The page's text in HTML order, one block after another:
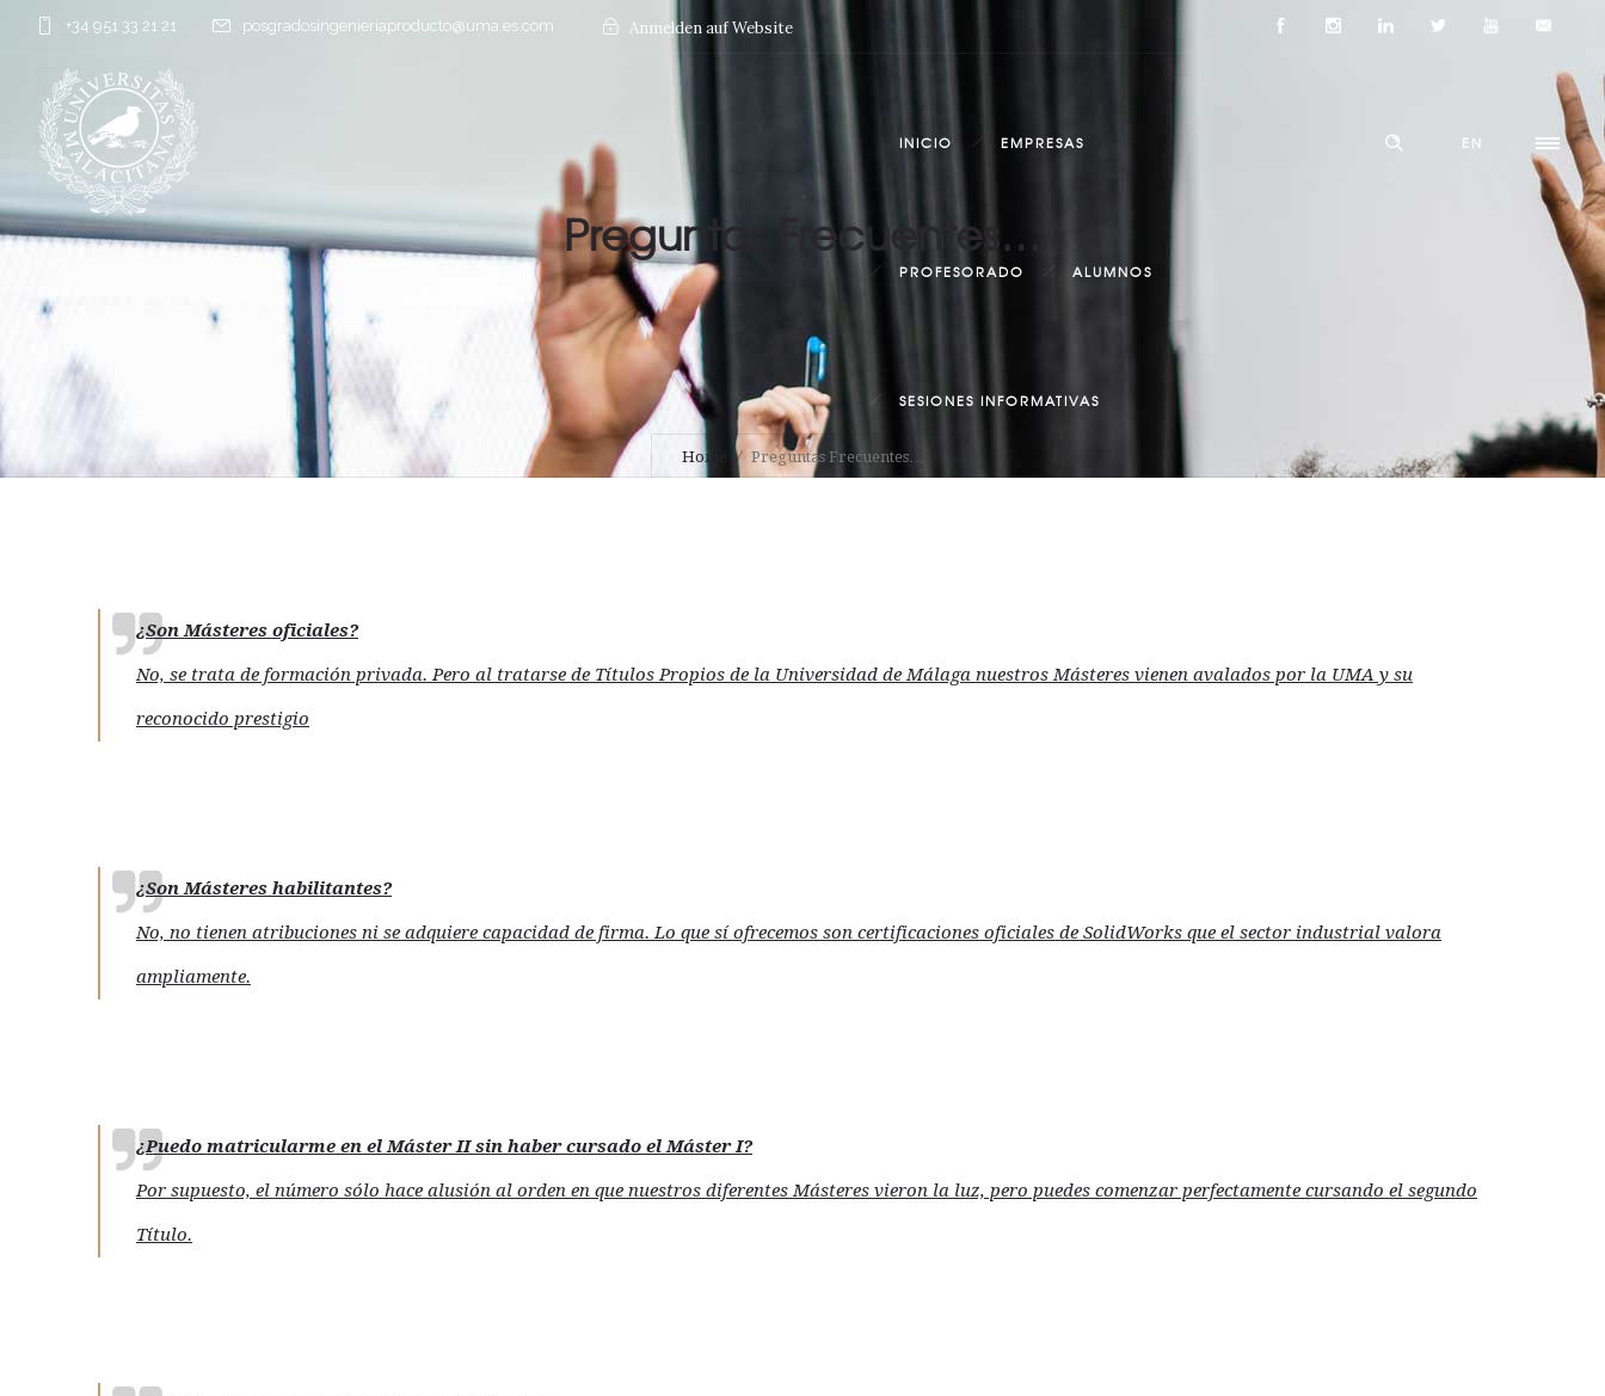
+34 951 33 21 21 posgradosingenieriaproducto@uma.es.com Anmelden auf Website
EN
INICIO EMPRESAS
PROFESORADO ALUMNOS
SESIONES INFORMATIVAS
Preguntas Frecuentes…
Home Preguntas Frecuentes…
¿Son Másteres oficiales?
No, se trata de formación privada. Pero al tratarse de Títulos Propios de la Universidad de Málaga nuestros Másteres vienen avalados por la UMA y su
reconocido prestigio
¿Son Másteres habilitantes?
No, no tienen atribuciones ni se adquiere capacidad de firma. Lo que sí ofrecemos son certificaciones oficiales de SolidWorks que el sector industrial valora
ampliamente.
¿Puedo matricularme en el Máster II sin haber cursado el Máster I?
Por supuesto, el número sólo hace alusión al orden en que nuestros diferentes Másteres vieron la luz, pero puedes comenzar perfectamente cursando el segundo
Título.